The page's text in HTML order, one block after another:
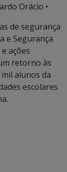
Orácio •
de segurança
e Segurança
ações
retorno às
alunos da
escolares